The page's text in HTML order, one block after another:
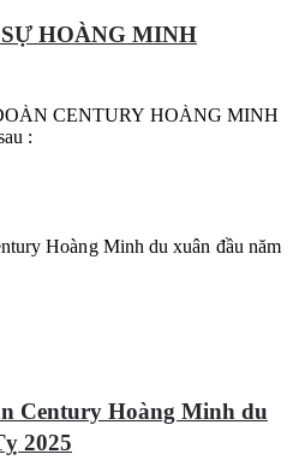
HOÀNG MINH
CENTURY HOÀNG MINH
:
Century Hoàng Minh du
2025